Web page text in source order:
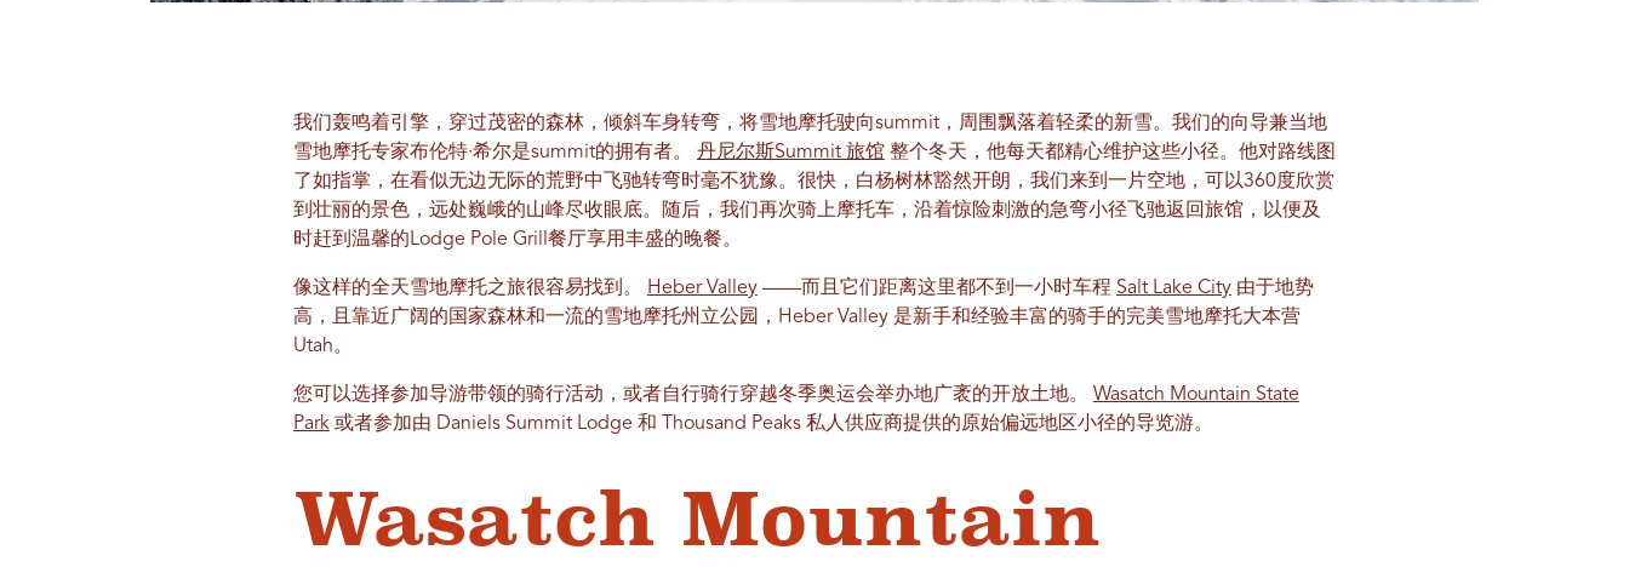
我们轰鸣着引擎，穿过茂密的森林，倾斜车身转弯，将雪地摩托驶向summit，周围飘落着轻柔的新雪。我们的向导兼当地
雪地摩托专家布伦特·希尔是summit的拥有者。 丹尼尔斯Summit 旅馆整个冬天，他每天都精心维护这些小径。他对路线图
了如指掌，在看似无边无际的荒野中飞驰转弯时毫不犹豫。很快，白杨树林豁然开朗，我们来到一片空地，可以360度欣赏
到壮丽的景色，远处巍峨的山峰尽收眼底。随后，我们再次骑上摩托车，沿着惊险刺激的急弯小径飞驰返回旅馆，以便及
时赶到温馨的Lodge Pole Grill餐厅享用丰盛的晚餐。
像这样的全天雪地摩托之旅很容易找到。 Heber Valley——而且它们距离这里都不到一小时车程 Salt Lake City由于地势
高，且靠近广阔的国家森林和一流的雪地摩托州立公园，Heber Valley 是新手和经验丰富的骑手的完美雪地摩托大本营
Utah。
您可以选择参加导游带领的骑行活动，或者自行骑行穿越冬季奥运会举办地广袤的开放土地。 Wasatch Mountain State
Park或者参加由 Daniels Summit Lodge 和 Thousand Peaks 私人供应商提供的原始偏远地区小径的导览游。
Wasatch Mountain